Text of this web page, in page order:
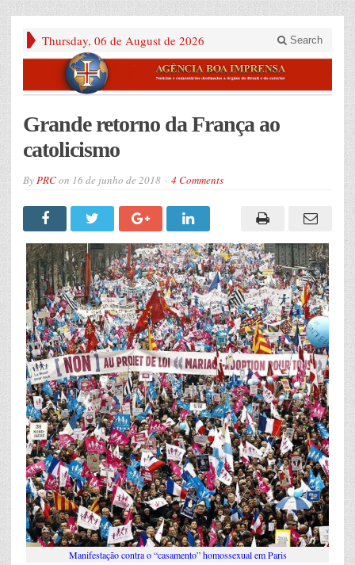
Thursday, 06 de August de 2026 Search
Grande retorno da França ao
catolicismo
ByPRCon 16 de junho de 2018 4 Comments
Manifestação contra o “casamento” homossexual em Paris